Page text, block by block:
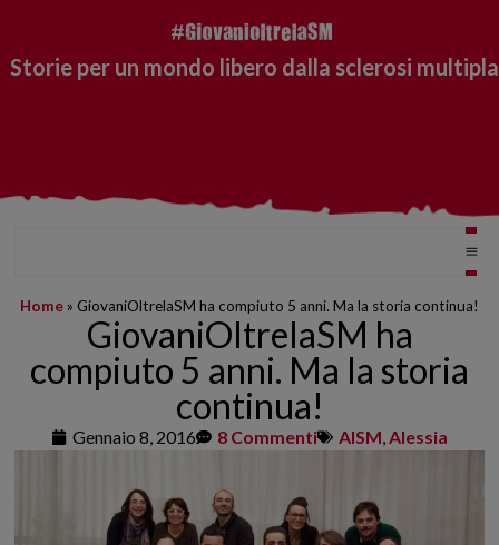
Storie per un mondo libero dalla sclerosi multipla
Home » GiovaniOltrelaSM ha compiuto 5 anni. Ma la storia continua!
GiovaniOltrelaSM ha
compiuto 5 anni. Ma la storia
continua!
Gennaio 8, 2016 8 Commenti AISM,Alessia